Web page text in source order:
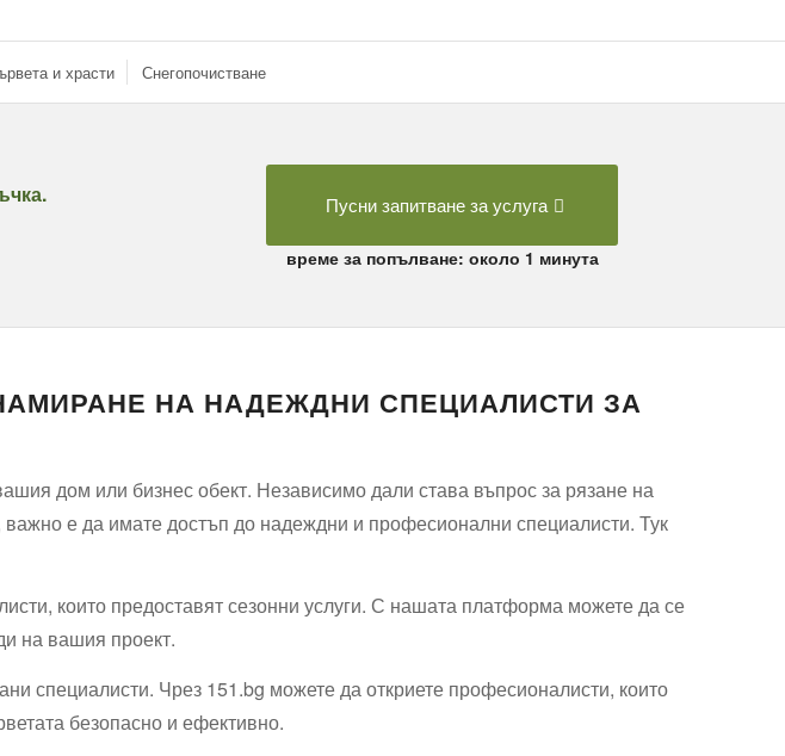
и храсти Снегопочистване
Пусни запитване за услуга
време за попълване: около 1 минута
НА НАДЕЖДНИ СПЕЦИАЛИСТИ ЗА
дом или бизнес обект. Независимо дали става въпрос за рязане на
е да имате достъп до надеждни и професионални специалисти. Тук
които предоставят сезонни услуги. С нашата платформа можете да се
на вашия проект.
специалисти. Чрез 151.bg можете да откриете професионалисти, които
безопасно и ефективно.